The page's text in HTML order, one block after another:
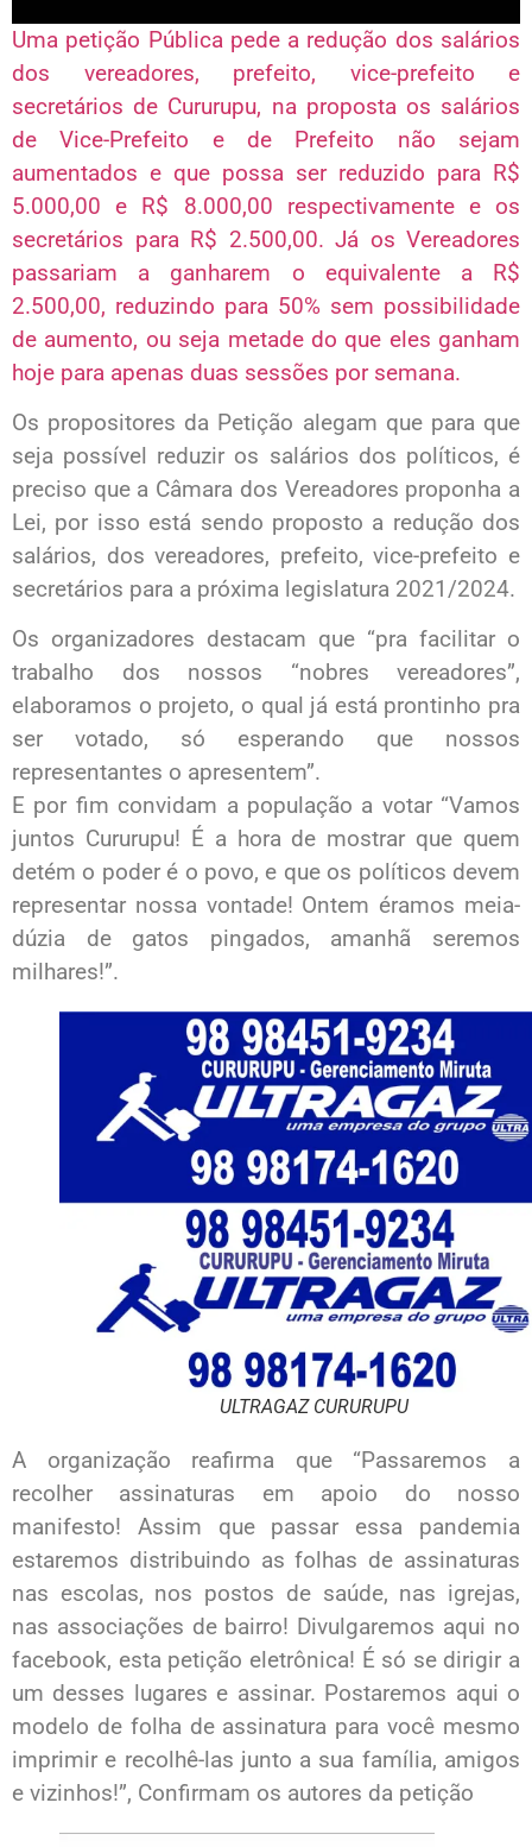
Uma petição Pública pede a redução dos salários
dos vereadores, prefeito, vice-prefeito e
secretários de Cururupu, na proposta os salários
de Vice-Prefeito e de Prefeito não sejam
aumentados e que possa ser reduzido para R$
5.000,00 e R$ 8.000,00 respectivamente e os
secretários para R$ 2.500,00. Já os Vereadores
passariam a ganharem o equivalente a R$
2.500,00, reduzindo para 50% sem possibilidade
de aumento, ou seja metade do que eles ganham
hoje para apenas duas sessões por semana.
Os propositores da Petição alegam que para que
seja possível reduzir os salários dos políticos, é
preciso que a Câmara dos Vereadores proponha a
Lei, por isso está sendo proposto a redução dos
salários, dos vereadores, prefeito, vice-prefeito e
secretários para a próxima legislatura 2021/2024.
Os organizadores destacam que “pra facilitar o
trabalho dos nossos “nobres vereadores”,
elaboramos o projeto, o qual já está prontinho pra
ser votado, só esperando que nossos
representantes o apresentem”.
E por fim convidam a população a votar “Vamos
juntos Cururupu! É a hora de mostrar que quem
detém o poder é o povo, e que os políticos devem
representar nossa vontade! Ontem éramos meia-
dúzia de gatos pingados, amanhã seremos
milhares!”.
ULTRAGAZ CURURUPU
A organização reafirma que “Passaremos a
recolher assinaturas em apoio do nosso
manifesto! Assim que passar essa pandemia
estaremos distribuindo as folhas de assinaturas
nas escolas, nos postos de saúde, nas igrejas,
nas associações de bairro! Divulgaremos aqui no
facebook, esta petição eletrônica! É só se dirigir a
um desses lugares e assinar. Postaremos aqui o
modelo de folha de assinatura para você mesmo
imprimir e recolhê-las junto a sua família, amigos
e vizinhos!”, Confirmam os autores da petição